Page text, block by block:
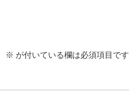
※ が付いている欄は必須項目です